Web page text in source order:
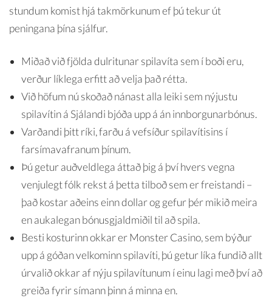
stundum komist hjá takmörkunum ef þú tekur út
peningana þína sjálfur.
Miðað við fjölda dulritunar spilavíta sem í boði eru,
verður líklega erfitt að velja það rétta.
Við höfum nú skoðað nánast alla leiki sem nýjustu
spilavítin á Sjálandi bjóða upp á án innborgunarbónus.
Varðandi þitt ríki, farðu á vefsíður spilavítisins í
farsímavafranum þínum.
Þú getur auðveldlega áttað þig á því hvers vegna
venjulegt fólk rekst á þetta tilboð sem er freistandi –
það kostar aðeins einn dollar og gefur þér mikið meira
en aukalegan bónusgjaldmiðil til að spila.
Besti kosturinn okkar er Monster Casino, sem býður
upp á góðan velkominn spilavíti, þú getur líka fundið allt
úrvalið okkar af nýju spilavítunum í einu lagi með því að
greiða fyrir símann þinn á minna en.